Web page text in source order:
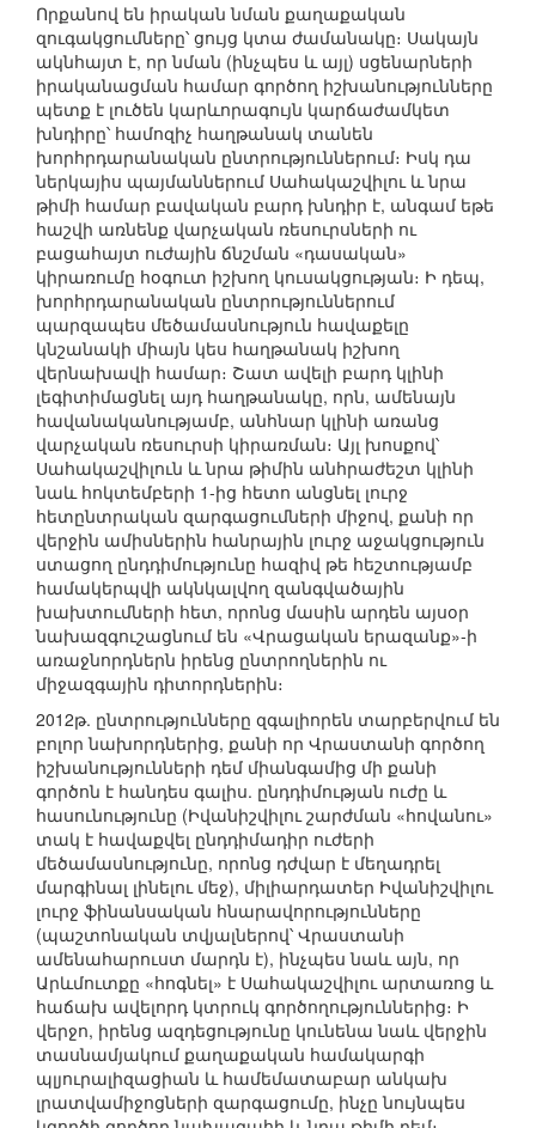
Որքանով են իրական նման քաղաքական
զուգակցումները՝ ցույց կտա ժամանակը։ Սակայն
ակնհայտ է, որ նման (ինչպես և այլ) սցենարների
իրականացման համար գործող իշխանությունները
պետք է լուծեն կարևորագույն կարճաժամկետ
խնդիրը՝ համոզիչ հաղթանակ տանեն
խորհրդարանական ընտրություններում։ Իսկ դա
ներկայիս պայմաններում Սահակաշվիլու և նրա
թիմի համար բավական բարդ խնդիր է, անգամ եթե
հաշվի առնենք վարչական ռեսուրսների ու
բացահայտ ուժային ճնշման «դասական»
կիրառումը հօգուտ իշխող կուսակցության։ Ի դեպ,
խորհրդարանական ընտրություններում
պարզապես մեծամասնություն հավաքելը
կնշանակի միայն կես հաղթանակ իշխող
վերնախավի համար։ Շատ ավելի բարդ կլինի
լեգիտիմացնել այդ հաղթանակը, որն, ամենայն
հավանականությամբ, անհնար կլինի առանց
վարչական ռեսուրսի կիրառման։ Այլ խոսքով՝
Սահակաշվիլուն և նրա թիմին անհրաժեշտ կլինի
նաև հոկտեմբերի 1-ից հետո անցնել լուրջ
հետընտրական զարգացումների միջով, քանի որ
վերջին ամիսներին հանրային լուրջ աջակցություն
ստացող ընդդիմությունը հազիվ թե հեշտությամբ
համակերպվի ակնկալվող զանգվածային
խախտումների հետ, որոնց մասին արդեն այսօր
նախազգուշացնում են «Վրացական երազանք»-ի
առաջնորդներն իրենց ընտրողներին ու
միջազգային դիտորդներին։
2012թ. ընտրությունները զգալիորեն տարբերվում են
բոլոր նախորդներից, քանի որ Վրաստանի գործող
իշխանությունների դեմ միանգամից մի քանի
գործոն է հանդես գալիս. ընդդիմության ուժը և
հասունությունը (Իվանիշվիլու շարժման «հովանու»
տակ է հավաքվել ընդդիմադիր ուժերի
մեծամասնությունը, որոնց դժվար է մեղադրել
մարգինալ լինելու մեջ), միլիարդատեր Իվանիշվիլու
լուրջ ֆինանսական հնարավորությունները
(պաշտոնական տվյալներով՝ Վրաստանի
ամենահարուստ մարդն է), ինչպես նաև այն, որ
Արևմուտքը «հոգնել» է Սահակաշվիլու արտառոց և
հաճախ ավելորդ կտրուկ գործողություններից։ Ի
վերջո, իրենց ազդեցությունը կունենա նաև վերջին
տասնամյակում քաղաքական համակարգի
պլյուրալիզացիան և համեմատաբար անկախ
լրատվամիջոցների զարգացումը, ինչը նույնպես